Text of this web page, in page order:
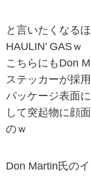
と言いたくなる
HAULIN’ GASｗ
こちらにもDon
ステッカーが採
パッケージ表面
して突起物に顔
のｗ
Don Martin氏の